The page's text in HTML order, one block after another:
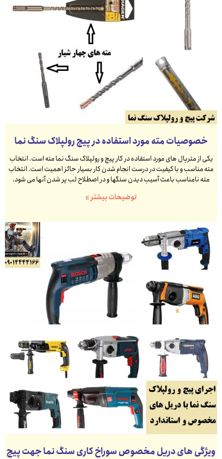
خصوصیات مته مورد استفاده در پیچ رولپلاک سنگ نما
یکی از متریال های مورد استفاده در کار پیچ و رولپلاک سنگ نما مته است. انتخاب
مته مناسب و با کیفیت در درست انجام شدن کار بسیار حائز اهمیت است. انتخاب
مته نامناسب باعث آسیب دیدن سنگها و در اصطلاح لب پر شدن آنها می شود.
توضیحات بیشتر »
ویژگی های دریل مخصوص سوراخ کاری سنگ نما جهت پیچ